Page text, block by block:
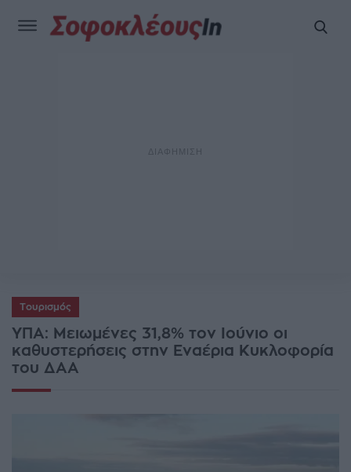
Τουρισμός
ΥΠΑ: Μειωμένες 31,8% τον Ιούνιο οι
καθυστερήσεις στην Εναέρια Κυκλοφορία
του ΔΑΑ